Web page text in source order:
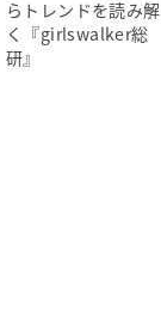
らトレンドを読み解
く『girlswalker総
研』